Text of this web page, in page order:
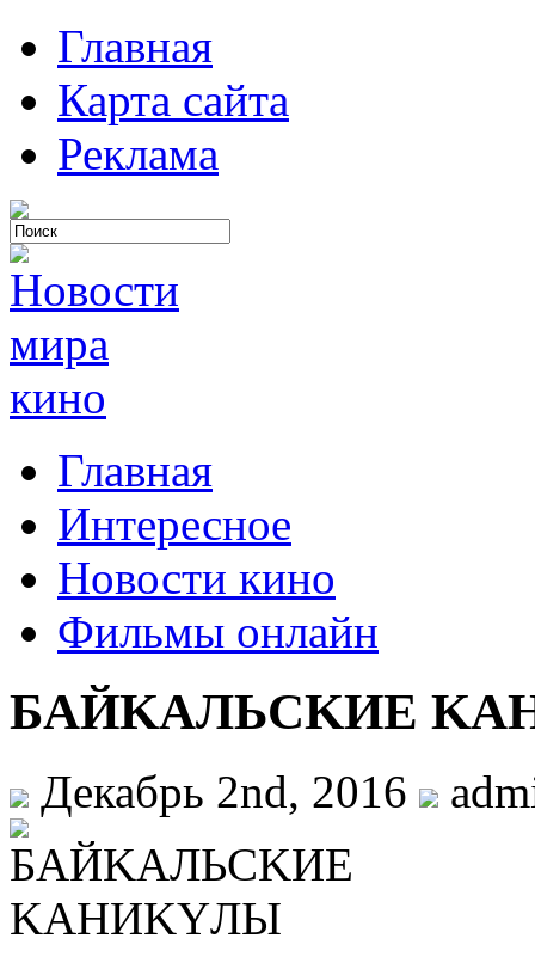
Главная
Карта сайта
Реклама
Главная
Интересное
Новости кино
Фильмы онлайн
БAЙKAЛЬCKИE
Декабрь 2nd, 2016